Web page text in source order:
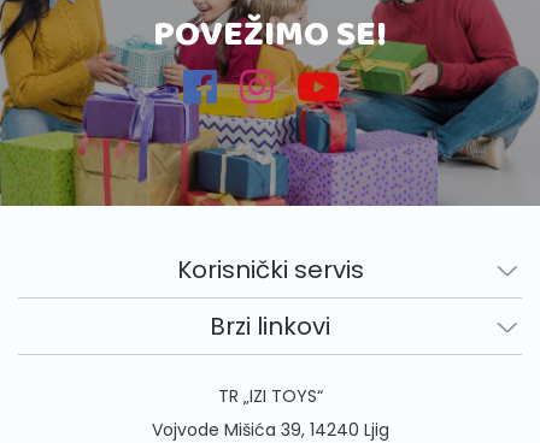
POVEŽIMO SE!
Korisnički servis
Brzi linkovi
TR „IZI TOYS“
Vojvode Mišića 39, 14240 Ljig